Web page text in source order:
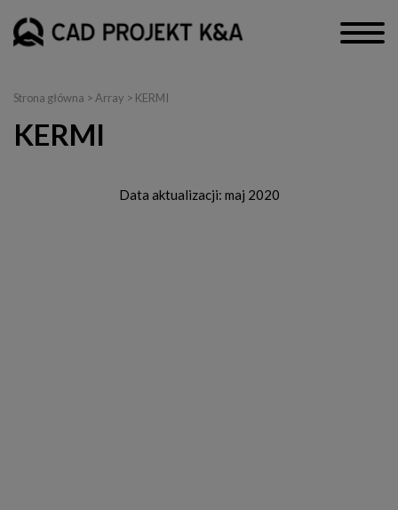
Strona główna > Array > KERMI
KERMI
Data aktualizacji: maj 2020